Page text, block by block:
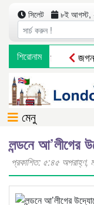
সিলেট ৮ই আগস্ট,
শিরোনাম
মানববন্ধন
মেনু
লন্ডনে আ’লীগের
প্রকাশিত: ৫:৪৫ অপরাহ্ণ,